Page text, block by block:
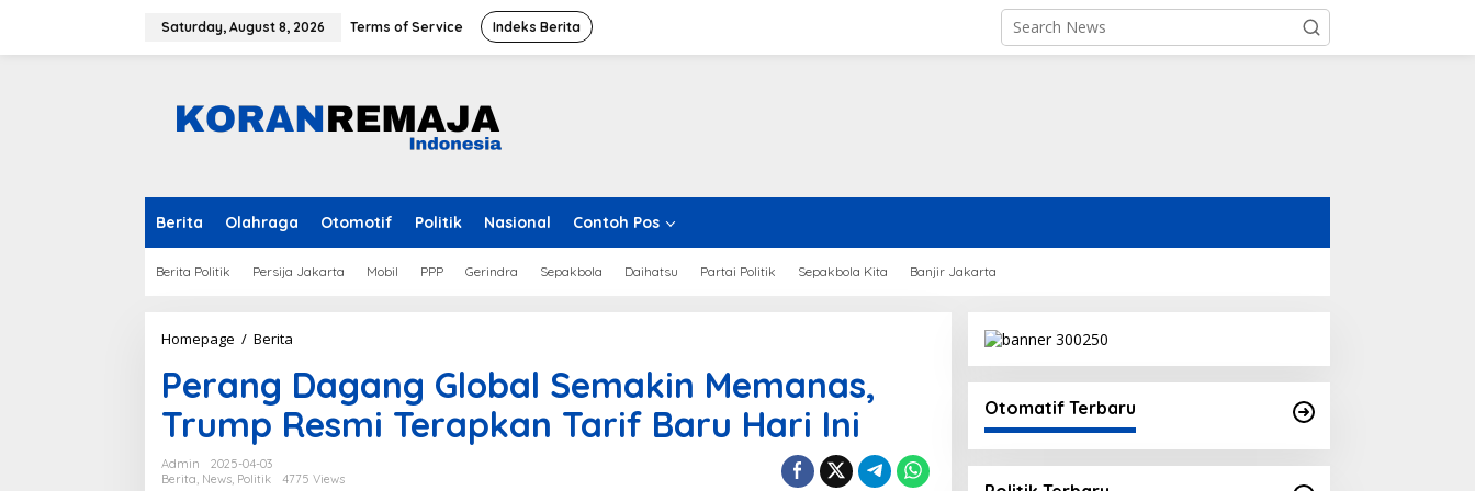
Saturday, August 8, 2026 Terms of Service Indeks Berita
Berita Olahraga Otomotif Politik Nasional Contoh Pos
Berita Politik Persija Jakarta Mobil PPP Gerindra Sepakbola Daihatsu Partai Politik Sepakbola Kita Banjir Jakarta
Homepage / Berita
Global
Semakin
Memanas,
Trump
Terapkan
Perang Dagang Global Semakin Memanas,
Trump Resmi Terapkan Tarif Baru Hari Ini
Admin
2025-04-03
Berita, News, Politik 4775 Views
Otomatif Terbaru